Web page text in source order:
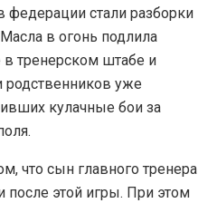
федерации стали разборки
в огонь подлила
тренерском штабе и
родственников уже
кулачные бои за
что сын главного тренера
после этой игры. При этом